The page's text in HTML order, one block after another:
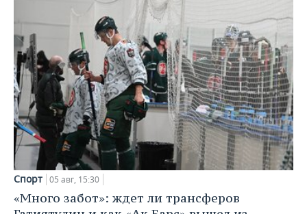
Спорт 05 авг, 15:30
«Много забот»: ждет ли трансферов